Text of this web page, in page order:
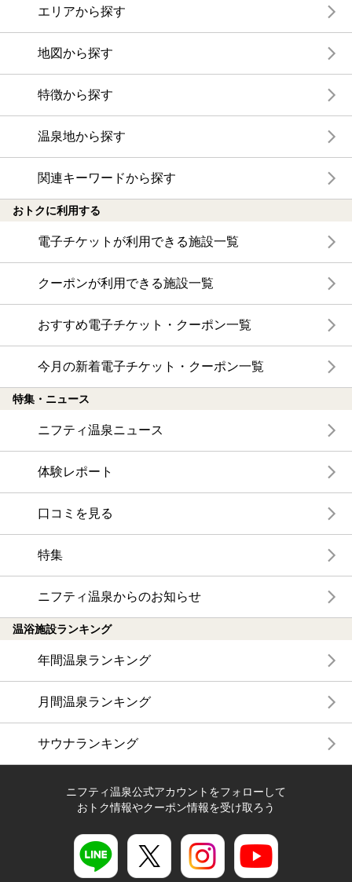
エリアから探す
地図から探す
特徴から探す
温泉地から探す
関連キーワードから探す
おトクに利用する
電子チケットが利用できる施設一覧
クーポンが利用できる施設一覧
おすすめ電子チケット・クーポン一覧
今月の新着電子チケット・クーポン一覧
特集・ニュース
ニフティ温泉ニュース
体験レポート
口コミを見る
特集
ニフティ温泉からのお知らせ
温浴施設ランキング
年間温泉ランキング
月間温泉ランキング
サウナランキング
ニフティ温泉公式アカウントをフォローして
おトク情報やクーポン情報を受け取ろう